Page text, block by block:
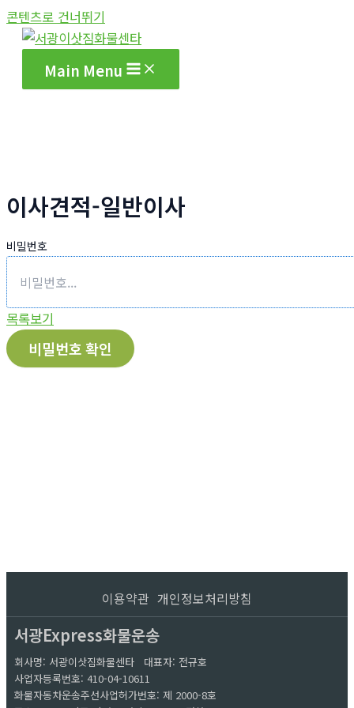
콘텐츠로 건너뛰기
Main Menu
이사견적-일반이사
비밀번호
목록보기
비밀번호 확인
이용약관 개인정보처리방침
서광Express화물운송
회사명: 서광이삿짐화물센타 대표자: 전규호
사업자등록번호: 410-04-10611
화물자동차운송주선사업허가번호: 제 2000-8호